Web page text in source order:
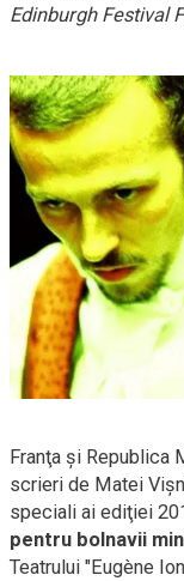
Edinburgh Festival
Franţa şi Republica
scrieri de Matei
speciali ai ediţiei
pentru bolnavii
Teatrului "Eugène